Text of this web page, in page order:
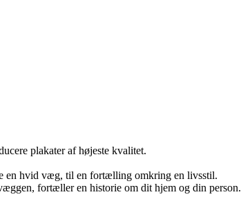
plakater af højeste kvalitet.
en hvid væg, til en fortælling omkring en livsstil.
fortæller en historie om dit hjem og din person.